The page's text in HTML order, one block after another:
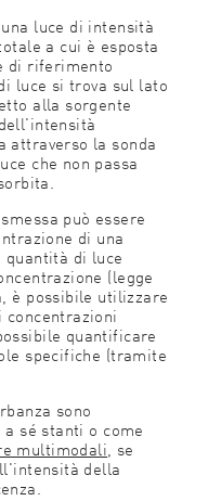
luce di intensità
a cui è esposta
di riferimento
luce si trova sul lato
alla sorgente
attraverso la sonda
che non passa
può essere
di una
di luce
(legge
è possibile utilizzare
concentrazioni
quantificare
specifiche (tramite
sono
sé stanti o come
multimodali, se
della